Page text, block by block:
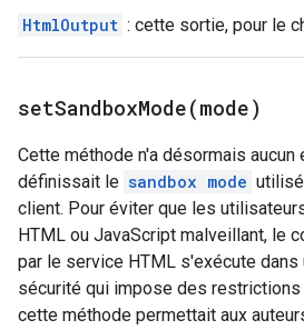
HtmlOutput : cette sortie, pour le
setSandboxMode(mode)
Cette méthode n'a désormais aucun
définissait le sandbox mode
client. Pour éviter que les
HTML ou JavaScript malveillant, le
par le service HTML s'exécute dans
sécurité qui impose des restrictions
cette méthode permettait aux